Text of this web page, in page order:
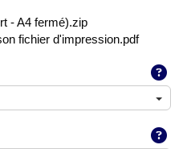
- A4 fermé).zip
fichier d'impression.pdf